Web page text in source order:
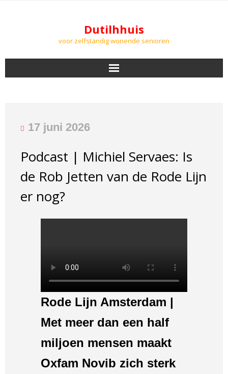
Dutilhhuis
voor zelfstandig wonende senioren
PODCASTS
AGENDA
LUCHTKWALITEIT
17 juni 2026
Podcast | Michiel Servaes: Is
de Rob Jetten van de Rode Lijn
er nog?
Rode Lijn Amsterdam |
Met meer dan een half
miljoen mensen maakt
Oxfam Novib zich sterk